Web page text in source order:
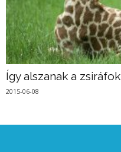
Így alszanak a zsiráfok
2015-06-08